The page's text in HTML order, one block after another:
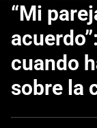
“Mi
cuando
sobre la